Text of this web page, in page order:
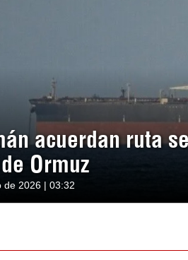
acuerdan ruta
Ormuz
de 2026 | 03:32